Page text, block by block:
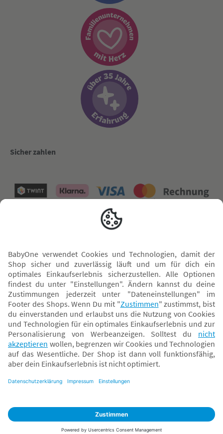
Sicher zahlen
* Alle Preise inkl. MwSt. und ggf. zzgl.Versandkosten. Der dargestellte Preis gilt -
abhängig von der von dir gewählten Option - im BabyOne-Onlineshop oder bei
Abholung in dem von dir gewählten BabyOne-Franchise-Betrieb. Der für den
Onlineshop geltende Preis stellt bei einem Verkauf durch unsere Franchise-
Nehmer eine unverbindliche Preisempfehlung dar. Der Verkaufspreis der
Franchise-Nehmer im Rahmen der Option „Reservieren und Abholen“ kann
daher von dem Verkaufspreis im Onlineshop abweichen. Angaben zu
Versandzeiten gelten nur bei Bezahlung mit einer der folgenden Zahlarten: